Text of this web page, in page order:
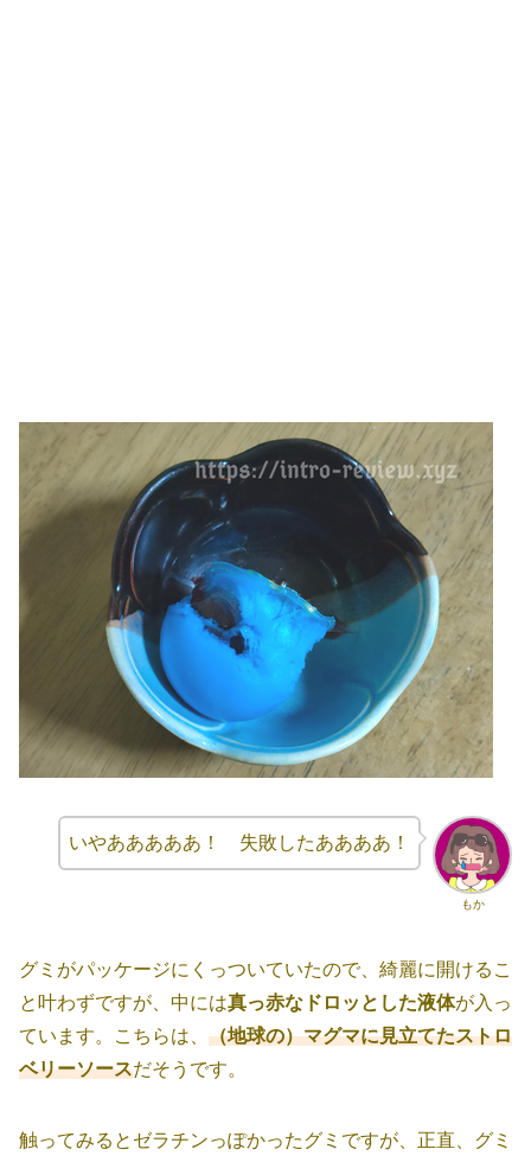
もか
いやあああああ！ 失敗したああああ！
グミがパッケージにくっついていたので、綺麗に開けるこ
と叶わずですが、中には真っ赤なドロッとした液体が入っ
ています。こちらは、 （地球の）マグマに見立てたストロ
ベリーソースだそうです。
触ってみるとゼラチンっぽかったグミですが、正直、グミ